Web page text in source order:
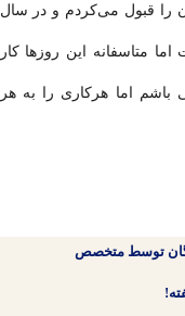
را قبول می‌کردم و در سال
متاسفانه این روزها کار
اما هرکاری را به هر
توسط متخصص